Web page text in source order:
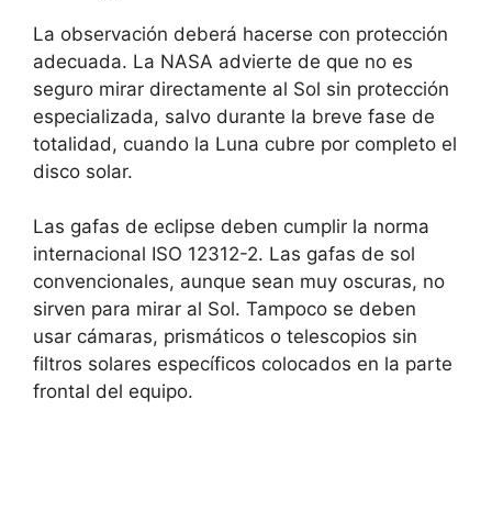
La observación deberá hacerse con protección
adecuada. La NASA advierte de que no es
seguro mirar directamente al Sol sin protección
especializada, salvo durante la breve fase de
totalidad, cuando la Luna cubre por completo el
disco solar.
Las gafas de eclipse deben cumplir la norma
internacional ISO 12312-2. Las gafas de sol
convencionales, aunque sean muy oscuras, no
sirven para mirar al Sol. Tampoco se deben
usar cámaras, prismáticos o telescopios sin
filtros solares específicos colocados en la parte
frontal del equipo.